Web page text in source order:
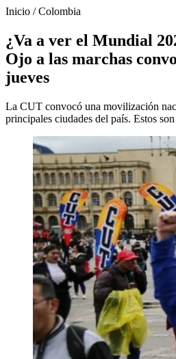
Inicio /Colombia
¿Va a ver el Mundial
Ojo a las marchas
jueves
La CUT convocó una movilización
principales ciudades del país. Estos